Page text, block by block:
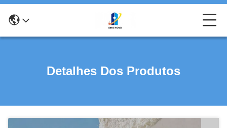
Detalhes Dos Produtos